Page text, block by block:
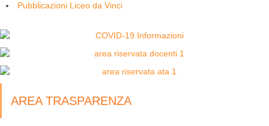
Pubblicazioni Liceo da Vinci
AREA TRASPARENZA